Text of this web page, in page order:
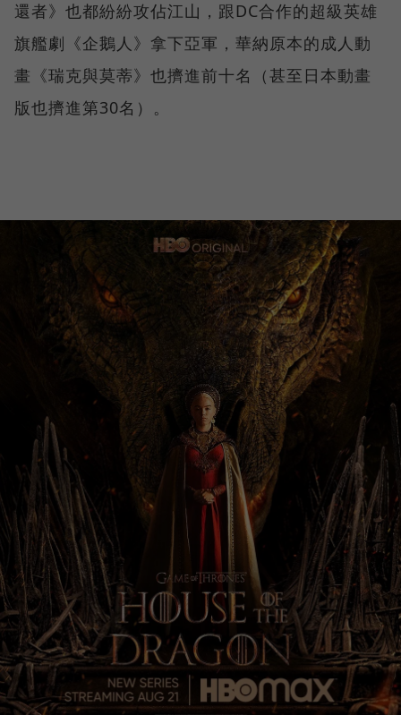
還者》也都紛紛攻佔江山，跟DC合作的超級英雄
旗艦劇《企鵝人》拿下亞軍，華納原本的成人動
畫《瑞克與莫蒂》也擠進前十名（甚至日本動畫
版也擠進第30名）。